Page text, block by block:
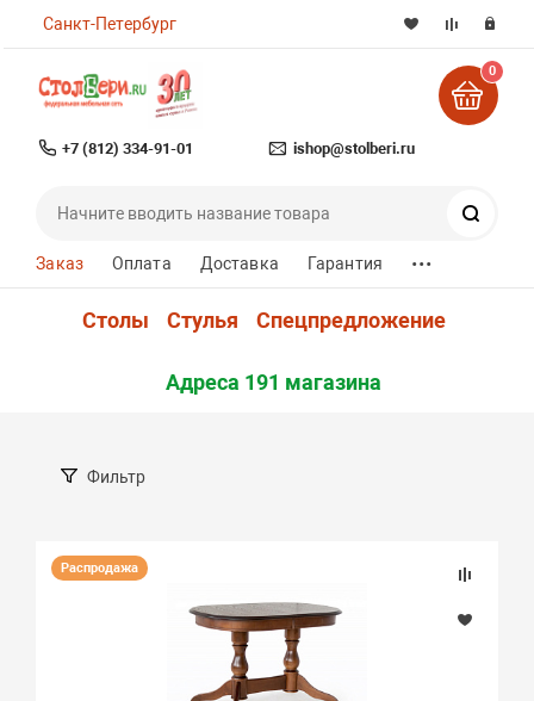
Санкт-Петербург
+7 (812) 334-91-01 ishop@stolberi.ru
0
Заказ Оплата Доставка Гарантия ...
Столы Стулья Спецпредложение
Адреса 191 магазина
Фильтр
Распродажа